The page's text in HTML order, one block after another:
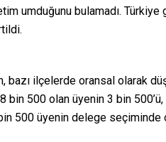
umduğunu bulamadı.
bazı ilçelerde oransal olarak
bin 500 olan üyenin 3 bin
500 üyenin delege seçiminde